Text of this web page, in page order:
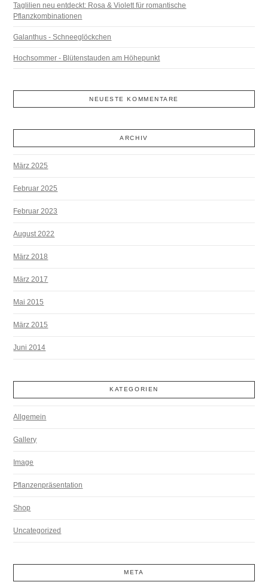
Taglilien neu entdeckt: Rosa & Violett für romantische
Pflanzkombinationen
Galanthus - Schneeglöckchen
Hochsommer - Blütenstauden am Höhepunkt
NEUESTE KOMMENTARE
ARCHIV
März 2025
Februar 2025
Februar 2023
August 2022
März 2018
März 2017
Mai 2015
März 2015
Juni 2014
KATEGORIEN
Allgemein
Gallery
Image
Pflanzenpräsentation
Shop
Uncategorized
META